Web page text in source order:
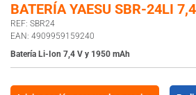
BATERÍA YAESU SBR-24LI
REF: SBR24
EAN: 4909959159240
Batería Li-Ion 7,4 V y 1950 mAh